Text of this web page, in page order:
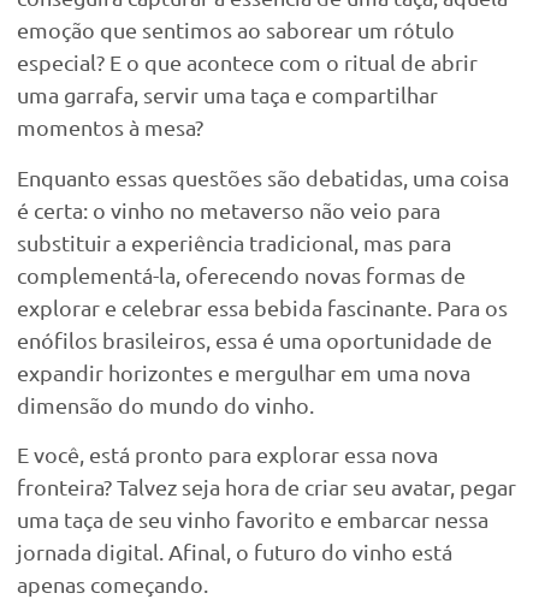
emoção que sentimos ao saborear um rótulo
especial? E o que acontece com o ritual de abrir
uma garrafa, servir uma taça e compartilhar
momentos à mesa?
Enquanto essas questões são debatidas, uma coisa
é certa: o vinho no metaverso não veio para
substituir a experiência tradicional, mas para
complementá-la, oferecendo novas formas de
explorar e celebrar essa bebida fascinante. Para os
enófilos brasileiros, essa é uma oportunidade de
expandir horizontes e mergulhar em uma nova
dimensão do mundo do vinho.
E você, está pronto para explorar essa nova
fronteira? Talvez seja hora de criar seu avatar, pegar
uma taça de seu vinho favorito e embarcar nessa
jornada digital. Afinal, o futuro do vinho está
apenas começando.